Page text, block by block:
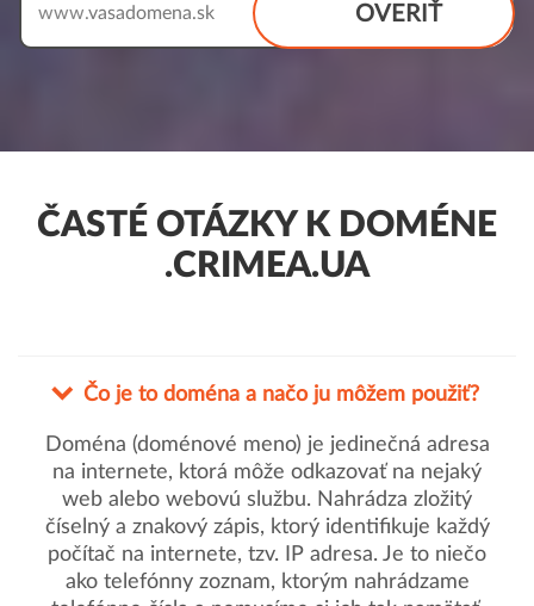
OVERIŤ
www.
ČASTÉ OTÁZKY K DOMÉNE
.CRIMEA.UA
Čo je to doména a načo ju môžem použiť?
Doména (doménové meno) je jedinečná adresa
na internete, ktorá môže odkazovať na nejaký
web alebo webovú službu. Nahrádza zložitý
číselný a znakový zápis, ktorý identifikuje každý
počítač na internete, tzv. IP adresa. Je to niečo
ako telefónny zoznam, ktorým nahrádzame